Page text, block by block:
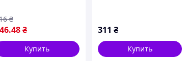
.48₴
₴
Купить
фракция
311 ₴
Купить